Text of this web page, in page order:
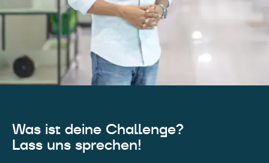
Was ist deine Challenge?
Lass uns sprechen!